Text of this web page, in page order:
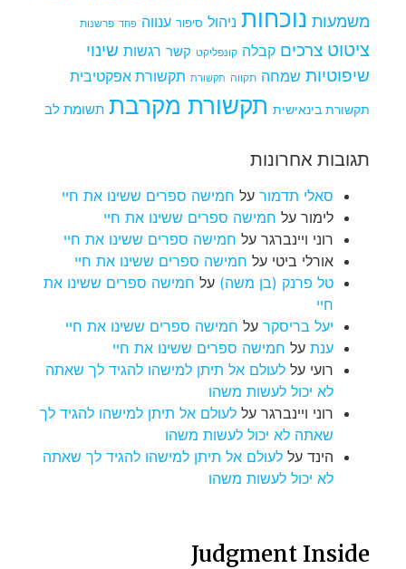
משמעות נוכחות ניהול סיפור ענווה פחד פרשנות
ציטוט צרכים קבלה קונפליקט קשר רגשות שינוי
שיפוטיות שמחה תקווה תקשורת תקשורת אפקטיבית
תקשורת בינאישית תקשורת מקרבת תשומת לב
תגובות אחרונות
סאלי תדמור על חמישה ספרים ששינו את חיי
לימור על חמישה ספרים ששינו את חיי
רוני ויינברגר על חמישה ספרים ששינו את חיי
אורלי ביטי על חמישה ספרים ששינו את חיי
טל פרנק (בן משה) על חמישה ספרים ששינו את
חיי
יעל בריסקר על חמישה ספרים ששינו את חיי
ענת על חמישה ספרים ששינו את חיי
רועי על לעולם אל תיתן למישהו להגיד לך שאתה
לא יכול לעשות משהו
רוני ויינברגר על לעולם אל תיתן למישהו להגיד לך
שאתה לא יכול לעשות משהו
הינד על לעולם אל תיתן למישהו להגיד לך שאתה
לא יכול לעשות משהו
Judgment Inside